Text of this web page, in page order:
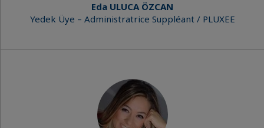
Eda ULUCA ÖZCAN
Yedek Üye – Administratrice Suppléant / PLUXEE